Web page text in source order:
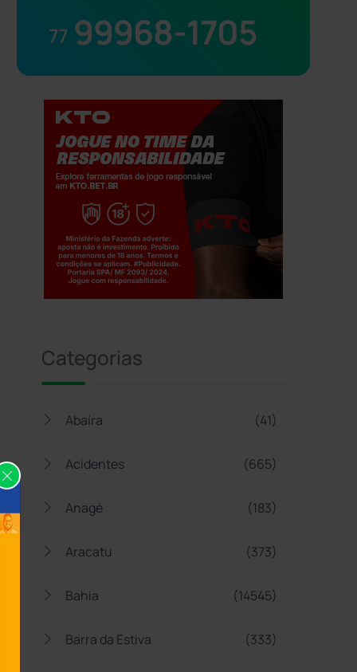
77 99968-1705
Categorias
Abaíra (41)
Acidentes (665)
Anagé (183)
Aracatu (373)
Bahia (14545)
Barra da Estiva (333)